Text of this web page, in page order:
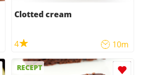
Clotted cream
4 10m
RECEPT